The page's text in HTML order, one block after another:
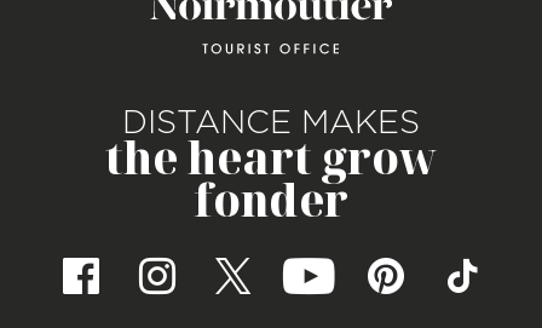
DISTANCE MAKES
the heart grow
fonder